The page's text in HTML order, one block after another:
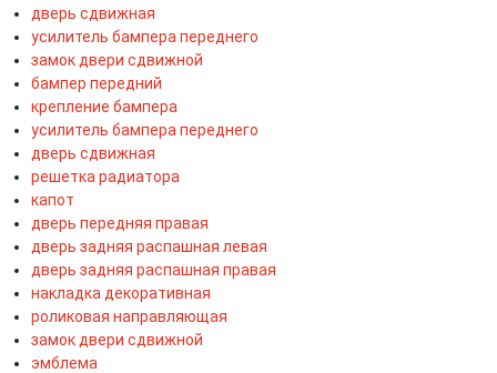
дверь сдвижная
усилитель бампера переднего
замок двери сдвижной
бампер передний
крепление бампера
усилитель бампера переднего
дверь сдвижная
решетка радиатора
капот
дверь передняя правая
дверь задняя распашная левая
дверь задняя распашная правая
накладка декоративная
роликовая направляющая
замок двери сдвижной
эмблема